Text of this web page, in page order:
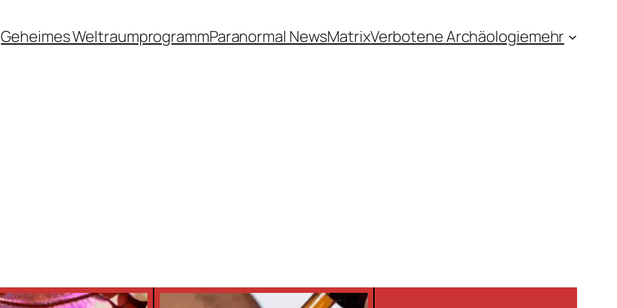
Geheimes WeltraumprogrammParanormal NewsMatrixVerbotene Archäologiemehr